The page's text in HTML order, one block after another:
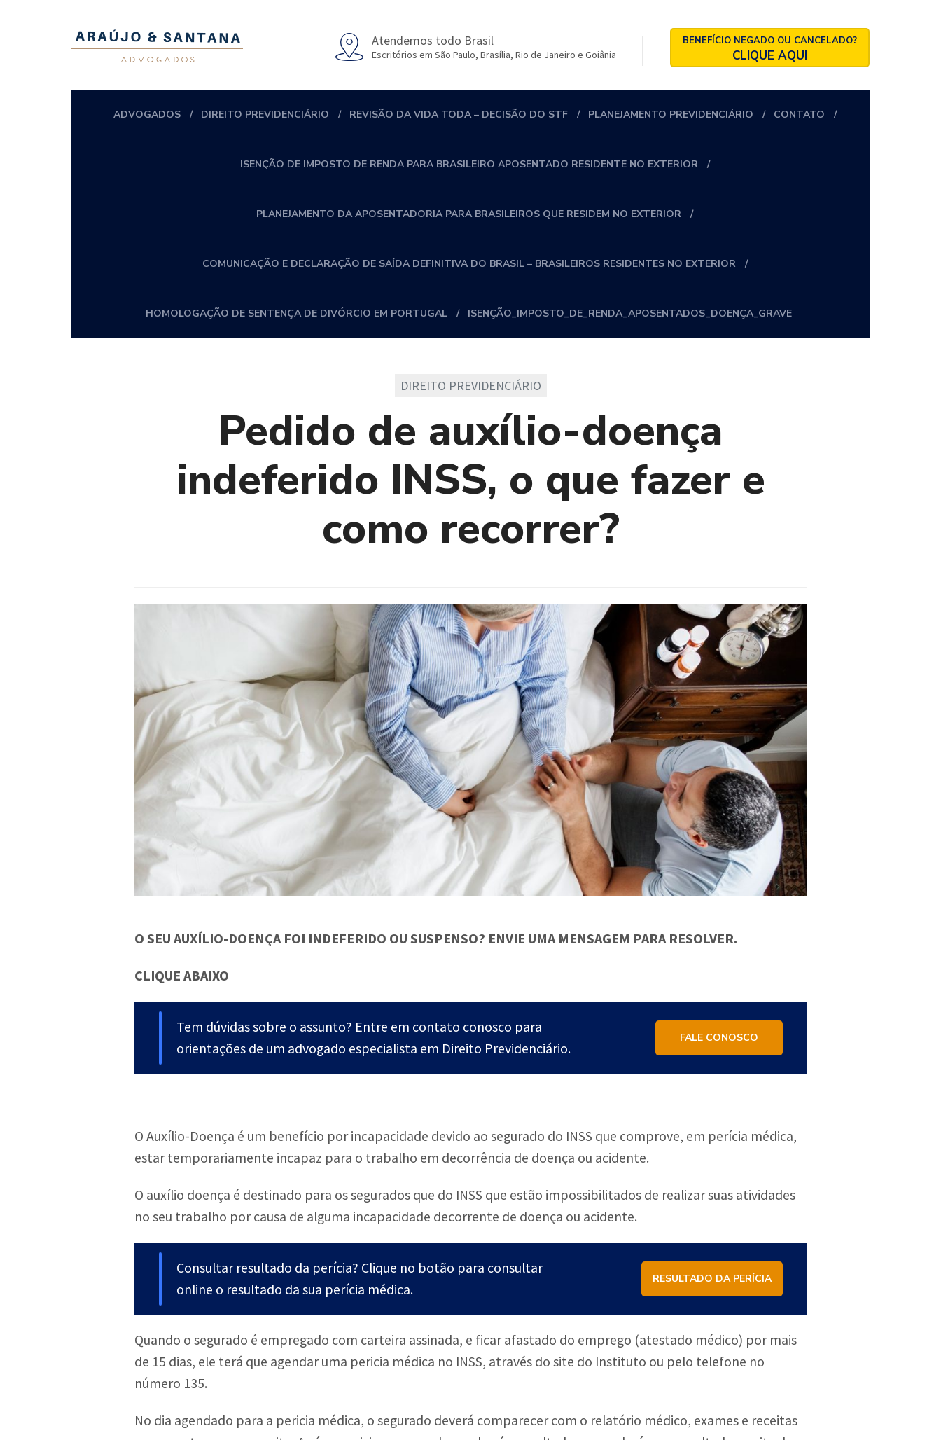
Atendemos todo Brasil
Escritórios em São Paulo, Brasília, Rio de Janeiro e Goiânia
BENEFÍCIO NEGADO OU CANCELADO?
CLIQUE AQUI
ADVOGADOS DIREITO PREVIDENCIÁRIO REVISÃO DA VIDA TODA – DECISÃO DO STF PLANEJAMENTO PREVIDENCIÁRIO CONTATO
ISENÇÃO DE IMPOSTO DE RENDA PARA BRASILEIRO APOSENTADO RESIDENTE NO EXTERIOR
PLANEJAMENTO DA APOSENTADORIA PARA BRASILEIROS QUE RESIDEM NO EXTERIOR
COMUNICAÇÃO E DECLARAÇÃO DE SAÍDA DEFINITIVA DO BRASIL – BRASILEIROS RESIDENTES NO EXTERIOR
HOMOLOGAÇÃO DE SENTENÇA DE DIVÓRCIO EM PORTUGAL ISENÇÃO_IMPOSTO_DE_RENDA_APOSENTADOS_DOENÇA_GRAVE
DIREITO PREVIDENCIÁRIO
Pedido de auxílio-doença
indeferido INSS, o que fazer e
como recorrer?
O SEU AUXÍLIO-DOENÇA FOI INDEFERIDO OU SUSPENSO? ENVIE UMA MENSAGEM PARA RESOLVER.
CLIQUE ABAIXO
Tem dúvidas sobre o assunto? Entre em contato conosco para
orientações de um advogado especialista em Direito Previdenciário.
FALE CONOSCO
O Auxílio-Doença é um benefício por incapacidade devido ao segurado do INSS que comprove, em perícia médica,
estar temporariamente incapaz para o trabalho em decorrência de doença ou acidente.
O auxílio doença é destinado para os segurados que do INSS que estão impossibilitados de realizar suas atividades
no seu trabalho por causa de alguma incapacidade decorrente de doença ou acidente.
Consultar resultado da perícia? Clique no botão para consultar
online o resultado da sua perícia médica.
RESULTADO DA PERÍCIA
Quando o segurado é empregado com carteira assinada, e ficar afastado do emprego (atestado médico) por mais
de 15 dias, ele terá que agendar uma pericia médica no INSS, através do site do Instituto ou pelo telefone no
número 135.
No dia agendado para a pericia médica, o segurado deverá comparecer com o relatório médico, exames e receitas